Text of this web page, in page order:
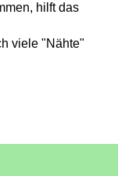
hilft das
viele "Nähte"